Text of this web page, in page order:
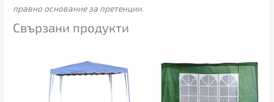
правно основание за претенции.
Свързани продукти